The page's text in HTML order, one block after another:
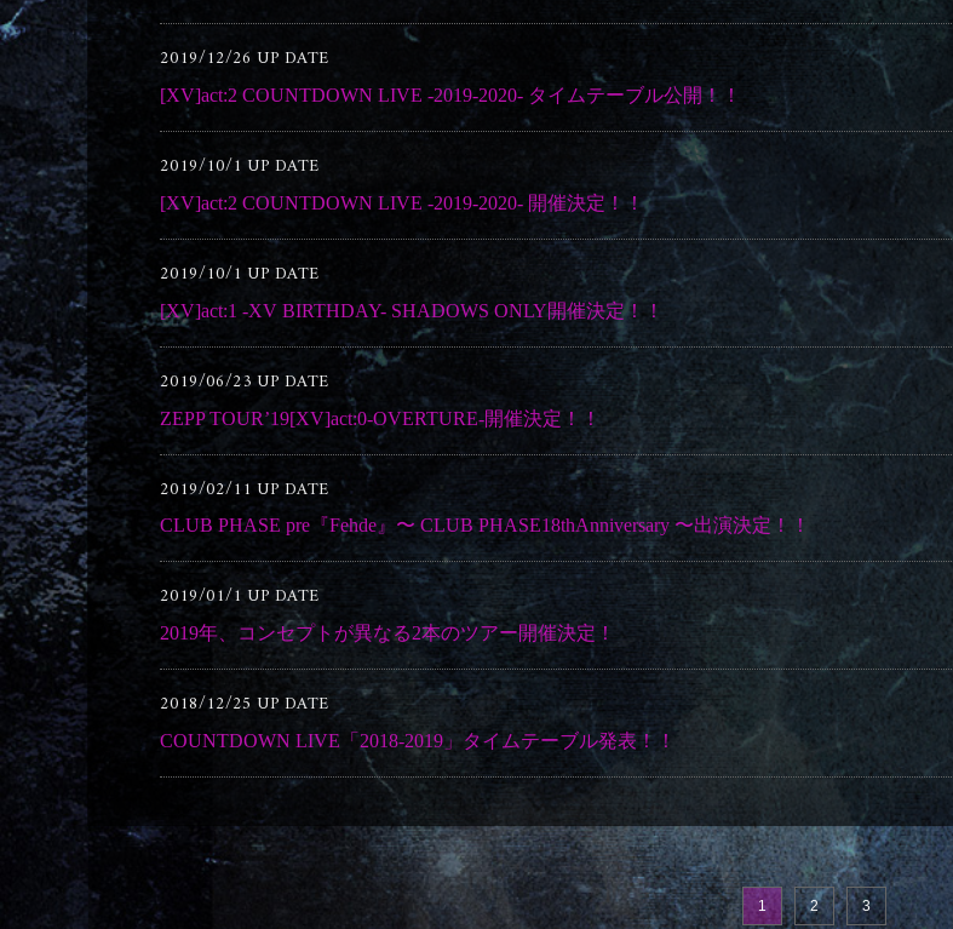
2019/12/26 UP DATE
[XV]act:2 COUNTDOWN LIVE -2019-2020- タイムテーブル公開！！
2019/10/1 UP DATE
[XV]act:2 COUNTDOWN LIVE -2019-2020- 開催決定！！
2019/10/1 UP DATE
[XV]act:1 -XV BIRTHDAY- SHADOWS ONLY開催決定！！
2019/06/23 UP DATE
ZEPP TOUR’19[XV]act:0-OVERTURE-開催決定！！
2019/02/11 UP DATE
CLUB PHASE pre『Fehde』〜 CLUB PHASE18thAnniversary 〜出演決定！！
2019/01/1 UP DATE
2019年、コンセプトが異なる2本のツアー開催決定！
2018/12/25 UP DATE
COUNTDOWN LIVE「2018-2019」タイムテーブル発表！！
1 2 3